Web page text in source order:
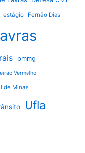
estágio Fernão Dias
pmmg
Vermelho
de Minas
Ufla